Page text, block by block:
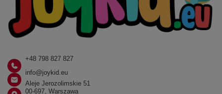
+48 798 827 827
info@joykid.eu
Aleje Jerozolimskie 51
00-697, Warszawa